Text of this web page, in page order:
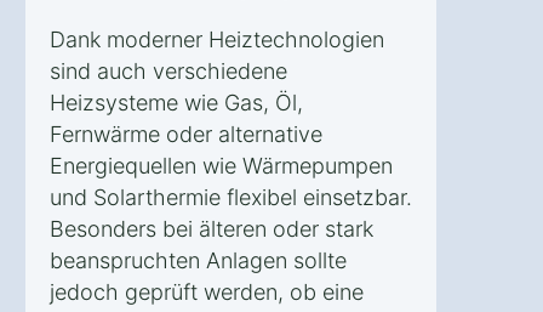
Dank moderner Heiztechnologien
sind auch verschiedene
Heizsysteme wie Gas, Öl,
Fernwärme oder alternative
Energiequellen wie Wärmepumpen
und Solarthermie flexibel einsetzbar.
Besonders bei älteren oder stark
beanspruchten Anlagen sollte
jedoch geprüft werden, ob eine